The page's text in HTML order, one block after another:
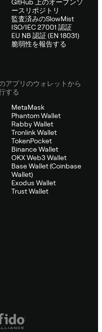
GitHub 上のオープンソ
ースリポジトリ
監査済みのSlowMist
ISO/IEC 27001 認証
EU NB 認証 (EN 18031)
脆弱性を報告する
アプリのウォレットから
する
MetaMask
Phantom Wallet
Rabby Wallet
Tronlink Wallet
TokenPocket
Binance Wallet
OKX Web3 Wallet
Base Wallet (Coinbase
Wallet)
Exodus Wallet
Trust Wallet